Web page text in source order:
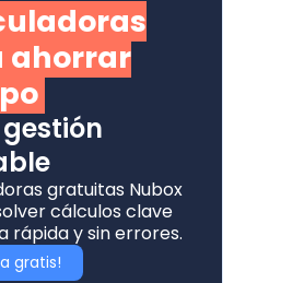
ahorrar
gratuitas Nubox
cálculos clave
rápida y sin errores.
gratis!